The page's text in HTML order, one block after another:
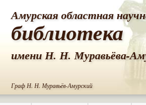
Амурская областная
библиотека
имени Н. Н. Муравьёва-
Граф Н. Н. Муравьёв-Амурский